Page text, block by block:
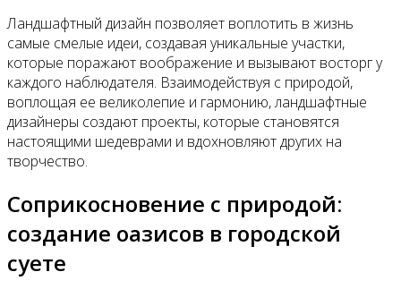
Ландшафтный дизайн позволяет воплотить в жизнь
самые смелые идеи, создавая уникальные участки,
которые поражают воображение и вызывают восторг у
каждого наблюдателя. Взаимодействуя с природой,
воплощая ее великолепие и гармонию, ландшафтные
дизайнеры создают проекты, которые становятся
настоящими шедеврами и вдохновляют других на
творчество.
Соприкосновение с природой:
создание оазисов в городской
суете